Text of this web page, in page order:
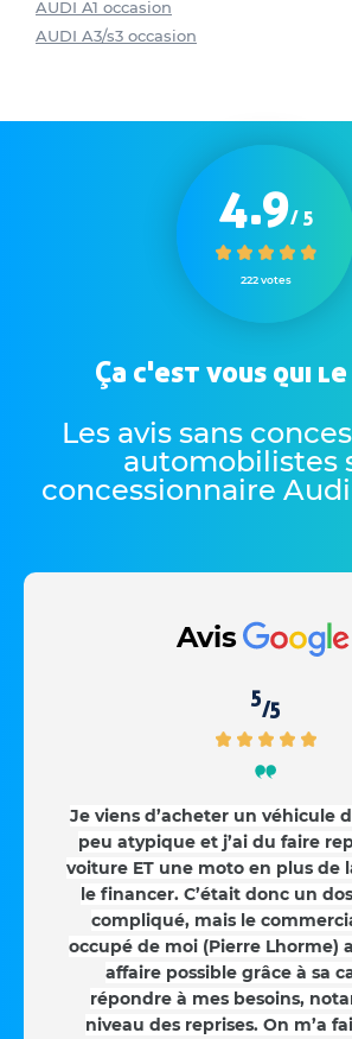
AUDI A1 occasion
AUDI A3/s3 occasion
4.9/ 5
222 votes
Ça c'est vous qui
Les avis sans
automobilistes
concessionnaire
Avis
5/5
Je viens d’acheter un véhicule
peu atypique et j’ai du faire
voiture ET une moto en plus de
le financer. C’était donc un
compliqué, mais le
occupé de moi (Pierre Lhorme)
affaire possible grâce à sa
répondre à mes besoins,
niveau des reprises. On m’a